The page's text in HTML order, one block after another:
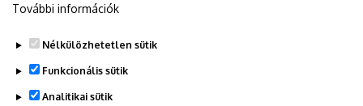
Elérhetőség
Legutóbbi frissítés: 2026. 02. 24. 13:24
További információk
Nélkülözhetetlen sütik
Funkcionális sütik
Analitikai sütik